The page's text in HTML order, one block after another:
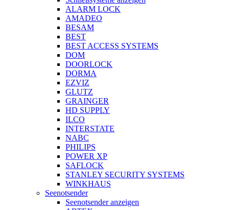
ALARM LOCK
AMADEO
BESAM
BEST
BEST ACCESS SYSTEMS
DOM
DOORLOCK
DORMA
EZVIZ
GLUTZ
GRAINGER
HD SUPPLY
ILCO
INTERSTATE
NABC
PHILIPS
POWER XP
SAFLOCK
STANLEY SECURITY SYSTEMS
WINKHAUS
Seenotsender
Seenotsender anzeigen